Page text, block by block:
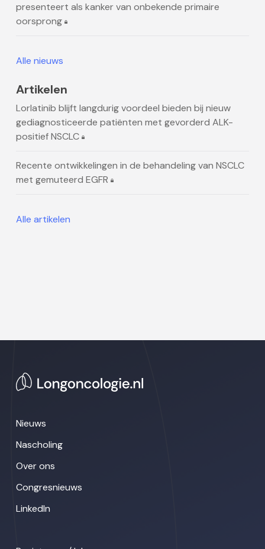
presenteert als kanker van onbekende primaire
oorsprong
Alle nieuws
Artikelen
Lorlatinib blijft langdurig voordeel bieden bij nieuw
gediagnosticeerde patiënten met gevorderd ALK-
positief NSCLC
Recente ontwikkelingen in de behandeling van NSCLC
met gemuteerd EGFR
Alle artikelen
Nieuws
Nascholing
Over ons
Congresnieuws
LinkedIn